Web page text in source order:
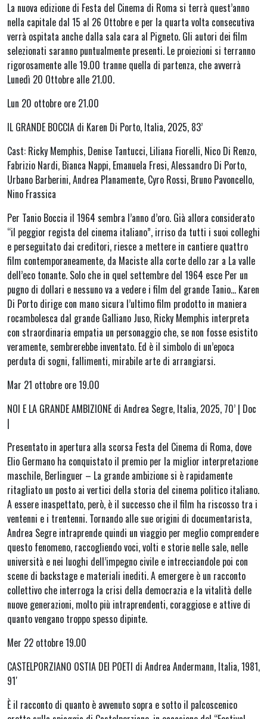
La nuova edizione di Festa del Cinema di Roma si terrà quest’anno
nella capitale dal 15 al 26 Ottobre e per la quarta volta consecutiva
verrà ospitata anche dalla sala cara al Pigneto. Gli autori dei film
selezionati saranno puntualmente presenti. Le proiezioni si terranno
rigorosamente alle 19.00 tranne quella di partenza, che avverrà
Lunedì 20 Ottobre alle 21.00.
Lun 20 ottobre ore 21.00
IL GRANDE BOCCIA di Karen Di Porto, Italia, 2025, 83’
Cast: Ricky Memphis, Denise Tantucci, Liliana Fiorelli, Nico Di Renzo,
Fabrizio Nardi, Bianca Nappi, Emanuela Fresi, Alessandro Di Porto,
Urbano Barberini, Andrea Planamente, Cyro Rossi, Bruno Pavoncello,
Nino Frassica
Per Tanio Boccia il 1964 sembra l’anno d’oro. Già allora considerato
“il peggior regista del cinema italiano”, irriso da tutti i suoi colleghi
e perseguitato dai creditori, riesce a mettere in cantiere quattro
film contemporaneamente, da Maciste alla corte dello zar a La valle
dell’eco tonante. Solo che in quel settembre del 1964 esce Per un
pugno di dollari e nessuno va a vedere i film del grande Tanio… Karen
Di Porto dirige con mano sicura l’ultimo film prodotto in maniera
rocambolesca dal grande Galliano Juso, Ricky Memphis interpreta
con straordinaria empatia un personaggio che, se non fosse esistito
veramente, sembrerebbe inventato. Ed è il simbolo di un’epoca
perduta di sogni, fallimenti, mirabile arte di arrangiarsi.
Mar 21 ottobre ore 19.00
NOI E LA GRANDE AMBIZIONE di Andrea Segre, Italia, 2025, 70’ | Doc
|
Presentato in apertura alla scorsa Festa del Cinema di Roma, dove
Elio Germano ha conquistato il premio per la miglior interpretazione
maschile, Berlinguer – La grande ambizione si è rapidamente
ritagliato un posto ai vertici della storia del cinema politico italiano.
A essere inaspettato, però, è il successo che il film ha riscosso tra i
ventenni e i trentenni. Tornando alle sue origini di documentarista,
Andrea Segre intraprende quindi un viaggio per meglio comprendere
questo fenomeno, raccogliendo voci, volti e storie nelle sale, nelle
università e nei luoghi dell’impegno civile e intrecciandole poi con
scene di backstage e materiali inediti. A emergere è un racconto
collettivo che interroga la crisi della democrazia e la vitalità delle
nuove generazioni, molto più intraprendenti, coraggiose e attive di
quanto vengano troppo spesso dipinte.
Mer 22 ottobre 19.00
CASTELPORZIANO OSTIA DEI POETI di Andrea Andermann, Italia, 1981,
91′
È il racconto di quanto è avvenuto sopra e sotto il palcoscenico